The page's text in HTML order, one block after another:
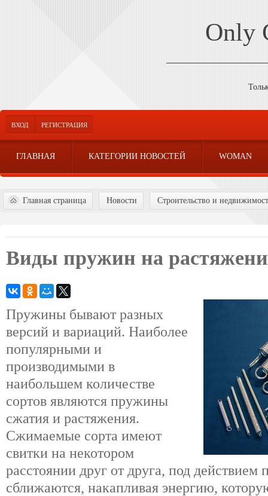
Only
ВХОД РЕГИСТРАЦИЯ
ГЛАВНАЯ КАТЕГОРИИ НОВОСТЕЙ WOMAN
Главная страница Новости Строительство и
Виды пружин на
Пружины бывают разных
версий и вариаций. Наиболее
популярными и
производимыми в
наибольшем количестве
сортов являются пружины
сжатия и растяжения.
Сжимаемые сорта имеют
свитки на некотором
расстоянии друг от друга, под
сближаются, накапливая энергию,